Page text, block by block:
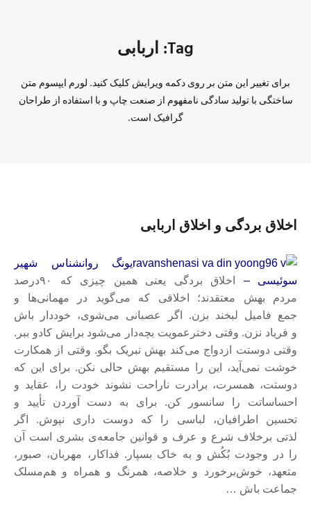
Tag: ﺍﺭﺑﺎﺑﯽ
برای تغییر این متن بر روی دکمه ویرایش کلیک کنید. لورم ایپسوم متن
ساختگی با تولید سادگی نامفهوم از صنعت چاپ و با استفاده از طراحان
گرافیک است.
ﺍﺧﻼﻕ ﺑﺮﺩﮔﯽ ﻭ ﺍﺧﻼﻕ ﺍﺭﺑﺎﺑﯽ
ﯾﻮﻧﮓ ﺭﻭﺍﻧﺸﻨﺎﺱ ﺷﻬﯿﺮ
ﺳﻮﺋﯿﺴﯽ –
ﺍﺧﻼﻕ ﺑﺮﺩﮔﯽ ﯾﻌﻨﯽ ﻫﻤﯿﻦ ﭼﯿﺰﯼ ﮐﻪ ۹۰ﺩﺭﺻﺪ
ﻣﺮﺩﻡ ﺑﻬﺶ ﻣﻌﺘﻘﺪﻧﺪ؛ ﺍﺧﻼﻗﯽ ﮐﻪ ﻣﯽﮔﻮﯾﺪ ﺩﺭ ﻣﻬﻤﺎﻧﯽﻫﺎ ﻭ
ﺟﻤﻊ ﻓﺎﻣﯿﻞ ﻟﺒﺨﻨﺪ ﺑﺰﻥ. ﺍﮔﺮ ﻋﺼﺒﺎﻧﯽ ﻣﯽﺷﻮﯼ، ﺧﻮﺩﺩﺍﺭ ﺑﺎﺵ
ﻭ ﻓﺮﯾﺎﺩ ﻧﺰﻥ. ﻭﻗﺘﯽ ﺩﺧﺘﺮﻋﻤﻮﯾﺖ ﺑﭽﻪﺩﺍﺭ ﻣﯽﺷﻮﺩ ﺑﺮﺍﯾﺶ ﮐﺎﺩﻭ ﺑﺒﺮ.
ﻭﻗﺘﯽ ﺩﻭﺳﺘﺖ ﺍﺯﺩﻭﺍﺝ ﻣﯽﮐﻨﺪ ﺑﻬﺶ ﺗﺒﺮﯾﮏ ﺑﮕﻮ. ﻭﻗﺘﯽ ﺍﺯ ﻫﻤﮑﺎﺭﺕ
ﺧﻮﺷﺖ ﻧﻤﯽﺁﯾﺪ، ﺍﯾﻦ ﺭﺍ ﻣﺴﺘﻘﯿﻢ ﺑﻬﺶ ﺣﺎﻟﯽ ﻧﮑﻦ. ﺑﺮﺍﯼ ﺍﯾﻦ ﮐﻪ
ﺩﻭﺳﺘﺖ، ﻫﻤﺴﺮﺕ، ﺑﺮﺍﺩﺭﺕ ﻧﺎﺭﺍﺣﺖ ﻧﺸﻮﻧﺪ ﺧﻮﺩﺕ ﺭﺍ، ﻋﻘﺎﯾﺪ ﻭ
ﺍﺣﺴﺎﺳﺎﺗﺖ ﺭﺍ ﺳﺎﻧﺴﻮﺭ ﮐﻦ. ﺑﺮﺍﯼ ﺑﻪ ﺩﺳﺖ ﺁﻭﺭﺩﻥ ﺗﺄﯾﯿﺪ ﻭ
ﺗﺤﺴﯿﻦ ﺍﻃﺮﺍﻓﯿﺎﻥ، ﻟﺒﺎﺳﯽ ﺭﺍ ﮐﻪ ﺩﻭﺳﺖ ﺩﺍﺭﯼ ﻧﭙﻮﺵ. ﺍﮔﺮ
ﻟﺬﺗﯽ ﺑﺮﺧﻼﻑ ﺷﺮﻉ ﻭ ﻋﺮﻑ ﻭ ﻗﻮﺍﻧﯿﻦ ﺟﺎﻣﻌﻪ‌ی ﺑﺸﺮﯼ ﺍﺳﺖ ﺁﻥ
ﺭﺍ ﺩﺭ ﻭﺟﻮﺩﺕ ﺑُﮑُﺶ ﻭ ﺑﻪ ﺧﺎﮎ ﺑﺴﭙﺎﺭ. ﻓﺪﺍﮐﺎﺭ، ﻣﻬﺮﺑﺎﻥ، ﺻﺒﻮﺭ،
ﻣﺘﻌﻬﺪ، ﺧﻮﺵ‌ﺑﺮﺧﻮﺭﺩ ﻭ ﺧﻼﺻﻪ، ﻫﻤﺮﻧﮓ ﻭ ﻫﻤﺮﺍﻩ ﻭ ﻫﻢ‌ﻣﺴﻠﮏ
ﺟﻤﺎﻋﺖ ﺑﺎﺵ …